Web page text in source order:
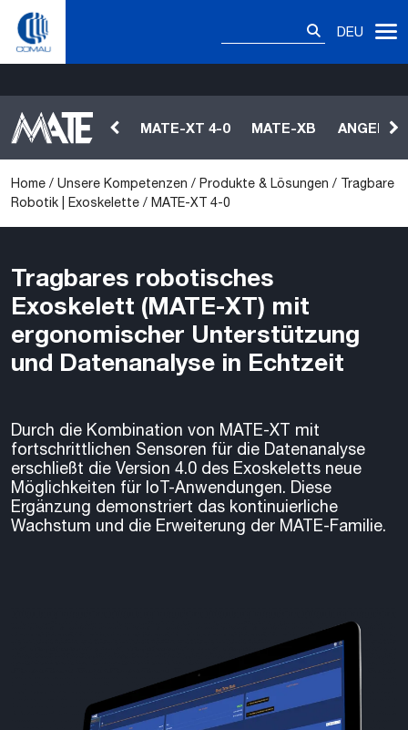
Skip
content
DEU
MATE-XT 4-0
MATE-XT 4-0 MATE-XB
Home / Unsere Kompetenzen / Produkte & Lösungen / Tragbare
Robotik | Exoskelette / MATE-XT 4-0
Tragbares robotisches
Exoskelett (MATE-XT) mit
ergonomischer Unterstützung
und Datenanalyse in Echtzeit
Durch die Kombination von MATE-XT mit
fortschrittlichen Sensoren für die Datenanalyse
erschließt die Version 4.0 des Exoskeletts neue
Möglichkeiten für IoT-Anwendungen. Diese
Ergänzung demonstriert das kontinuierliche
Wachstum und die Erweiterung der MATE-Familie.